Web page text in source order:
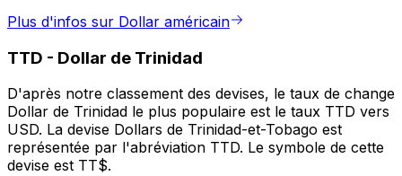
Plus d'infos sur Dollar américain
TTD - Dollar de Trinidad
D'après notre classement des devises, le taux de change
Dollar de Trinidad le plus populaire est le taux TTD vers
USD. La devise Dollars de Trinidad-et-Tobago est
représentée par l'abréviation TTD. Le symbole de cette
devise est TT$.